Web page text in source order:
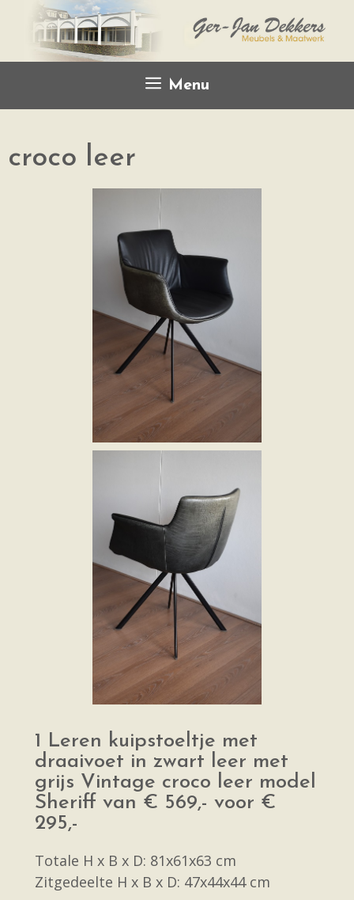
Menu
croco leer
1 Leren kuipstoeltje met
draaivoet in zwart leer met
grijs Vintage croco leer model
Sheriff van € 569,- voor €
295,-
Totale H x B x D: 81x61x63 cm
Zitgedeelte H x B x D: 47x44x44 cm